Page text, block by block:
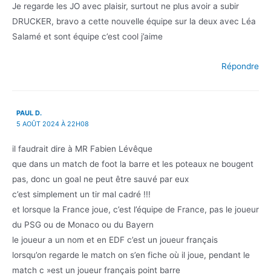
Je regarde les JO avec plaisir, surtout ne plus avoir a subir
DRUCKER, bravo a cette nouvelle équipe sur la deux avec Léa
Salamé et sont équipe c’est cool j’aime
Répondre
PAUL D.
5 AOÛT 2024 À 22H08
il faudrait dire à MR Fabien Lévêque
que dans un match de foot la barre et les poteaux ne bougent
pas, donc un goal ne peut être sauvé par eux
c’est simplement un tir mal cadré !!!
et lorsque la France joue, c’est l’équipe de France, pas le joueur
du PSG ou de Monaco ou du Bayern
le joueur a un nom et en EDF c’est un joueur français
lorsqu’on regarde le match on s’en fiche où il joue, pendant le
match c »est un joueur français point barre